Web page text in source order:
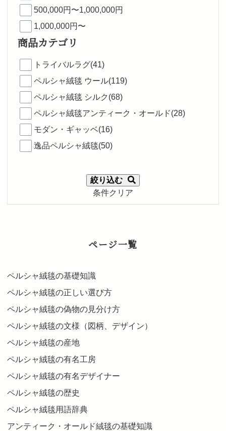
500,000円〜1,000,000円
1,000,000円〜
商品カテゴリ
トライバルラグ(41)
ペルシャ絨毯 ウール(119)
ペルシャ絨毯 シルク(68)
ペルシャ絨毯アンティーク・オールド(28)
モダン・ギャッベ(16)
逸品ペルシャ絨毯(50)
絞り込む
条件クリア
ページ一覧
ペルシャ絨毯の基礎知識
ペルシャ絨毯の正しい選び方
ペルシャ絨毯の偽物の見分け方
ペルシャ絨毯の文様（図柄、デザイン）
ペルシャ絨毯の産地
ペルシャ絨毯の有名工房
ペルシャ絨毯の有名デザイナー
ペルシャ絨毯の歴史
ペルシャ絨毯用語辞典
アンティーク・オールド絨毯の基礎知識